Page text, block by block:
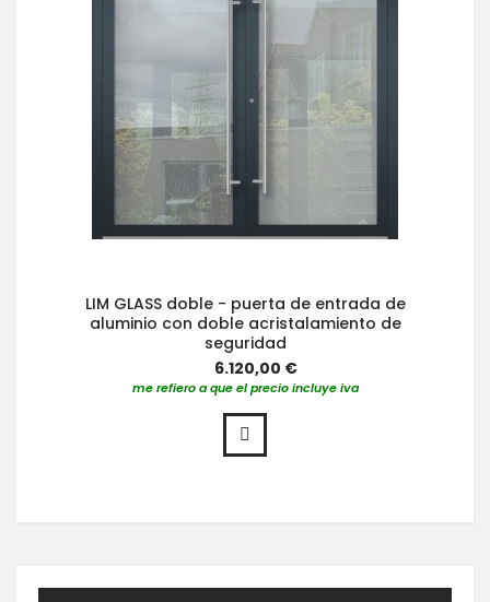
LIM GLASS doble - puerta de entrada de
aluminio con doble acristalamiento de
seguridad
6.120,00 €
me refiero a que el precio incluye iva